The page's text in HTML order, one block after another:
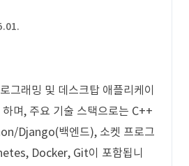
그래밍 및 데스크탑 애플리케이
며, 주요 기술 스택으로는 C++
Django(백엔드), 소켓 프로그
Docker, Git이 포함됩니